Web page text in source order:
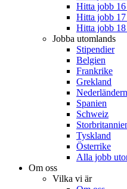
Hitta jobb 16
Hitta jobb 17
Hitta jobb 18
Jobba utomlands
Stipendier
Belgien
Frankrike
Grekland
Spanien
Schweiz
Tyskland
Österrike
Alla jobb
Om oss
Vilka vi är